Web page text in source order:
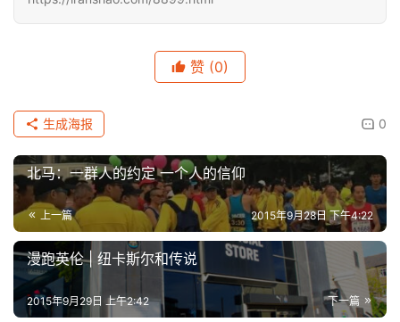
赞 (0)
0
生成海报
北马：一群人的约定 一个人的信仰
上一篇 2015年9月28日 下午4:22
漫跑英伦 | 纽卡斯尔和传说
下一篇
2015年9月29日 上午2:42